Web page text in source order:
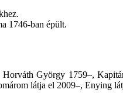
1746-ban épült.
György 1759–,
látja el 2009–, Enying